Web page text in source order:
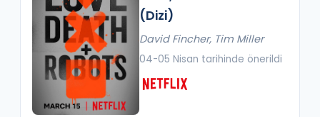
(Dizi)
David Fincher, Tim Miller
04-05 Nisan tarihinde önerildi